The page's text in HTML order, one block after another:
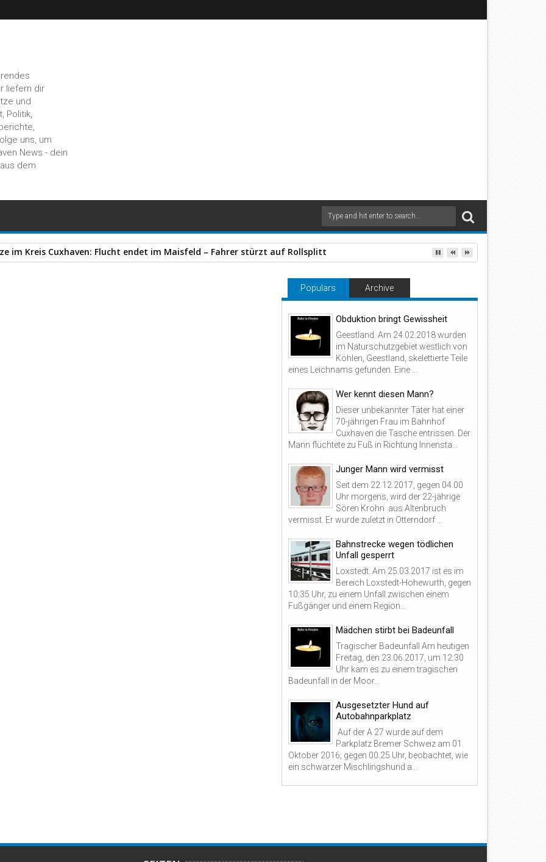
liefern dir
und
Politik,
uns, um
News - dein
dem
Baustelle entdeckt – Polizei stellt zahlreiche Gegenstände sicher
12
2026
🚨 Dreister Teile-Diebstahl bei
Populars Archive
Obduktion bringt Gewissheit
Geestland. Am 24.02.2018 wurden
im Naturschutzgebiet westlich von
Köhlen, Geestland, skelettierte Teile
eines Leichnams gefunden. Eine ...
Wer kennt diesen Mann?
Dieser unbekannter Täter hat einer
70-jährigen Frau im Bahnhof
Cuxhaven die Tasche entrissen. Der
Mann flüchtete zu Fuß in Richtung Innensta...
Junger Mann wird vermisst
Seit dem 22.12.2017, gegen 04.00
Uhr morgens, wird der 22-jährige
Sören Krohn aus Altenbruch
vermisst. Er wurde zuletzt in Otterndorf ...
Bahnstrecke wegen tödlichen
Unfall gesperrt
Loxstedt. Am 25.03.2017 ist es im
Bereich Loxstedt-Hohewurth, gegen
10:35 Uhr, zu einem Unfall zwischen einem
Fußgänger und einem Region...
Mädchen stirbt bei Badeunfall
Tragischer Badeunfall Am heutigen
Freitag, den 23.06.2017, um 12:30
Uhr kam es zu einem tragischen
Badeunfall in der Moor...
Ausgesetzter Hund auf
Autobahnparkplatz
Auf der A 27 wurde auf dem
Parkplatz Bremer Schweiz am 01.
Oktober 2016, gegen 00.25 Uhr, beobachtet, wie
ein schwarzer Mischlingshund a...